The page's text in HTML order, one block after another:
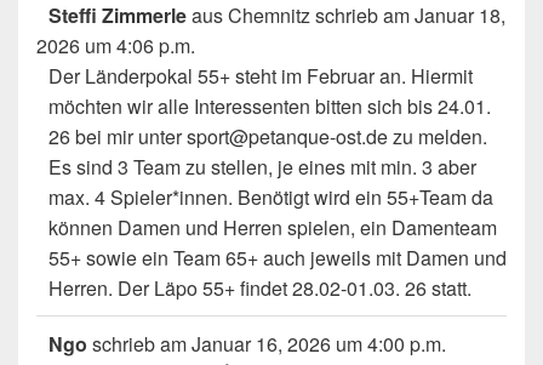
Steffi ZimmerleausChemnitzschrieb amJanuar 18,
2026 um4:06 p.m.
Der Länderpokal 55+ steht im Februar an. Hiermit
möchten wir alle Interessenten bitten sich bis 24.01.
26 bei mir unter sport@petanque-ost.de zu melden.
Es sind 3 Team zu stellen, je eines mit min. 3 aber
max. 4 Spieler*innen. Benötigt wird ein 55+Team da
können Damen und Herren spielen, ein Damenteam
55+ sowie ein Team 65+ auch jeweils mit Damen und
Herren. Der Läpo 55+ findet 28.02-01.03. 26 statt.
Ngo schrieb amJanuar 16, 2026 um4:00 p.m.